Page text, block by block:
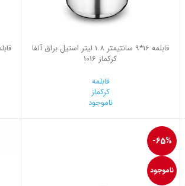
قابلمه 16*9 سانتیمتر 1.8 لیتر استیل براق آلفا
کرکماز 1016
قابلمه
کرکماز
ناموجود
-65%
ناموجود